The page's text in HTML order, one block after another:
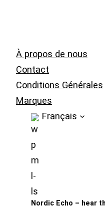
À propos de nous
Contact
Conditions Générales
Marques
Français
Nordic Echo – hear